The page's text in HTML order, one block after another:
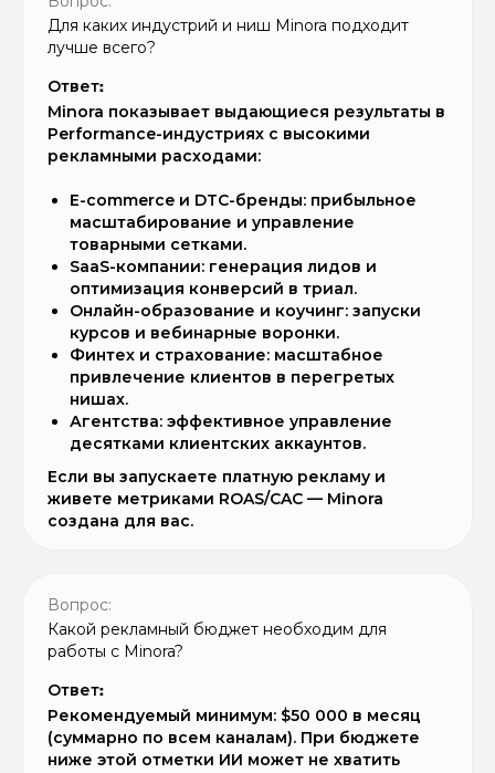
Для каких индустрий и ниш Minora подходит
лучше всего?
Ответ:
Minora показывает выдающиеся результаты в
Performance-индустриях с высокими
рекламными расходами:
E-commerce и DTC-бренды: прибыльное
масштабирование и управление
товарными сетками.
SaaS-компании: генерация лидов и
оптимизация конверсий в триал.
Онлайн-образование и коучинг: запуски
курсов и вебинарные воронки.
Финтех и страхование: масштабное
привлечение клиентов в перегретых
нишах.
Агентства: эффективное управление
десятками клиентских аккаунтов.
Если вы запускаете платную рекламу и
живете метриками ROAS/CAC — Minora
создана для вас.
Вопрос:
Какой рекламный бюджет необходим для
работы с Minora?
Ответ:
Рекомендуемый минимум: $50 000 в месяц
(суммарно по всем каналам). При бюджете
ниже этой отметки ИИ может не хватить